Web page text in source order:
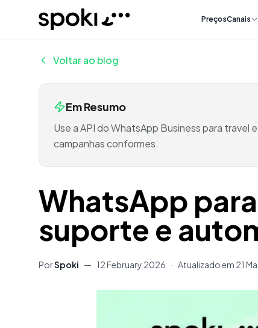
Spoki PreçosCanais
Voltar ao blog
Em Resumo
Use a API do WhatsApp Business para
campanhas conformes.
WhatsApp
suporte e
PorSpoki — 12 February 2026 · Atualizado em 21